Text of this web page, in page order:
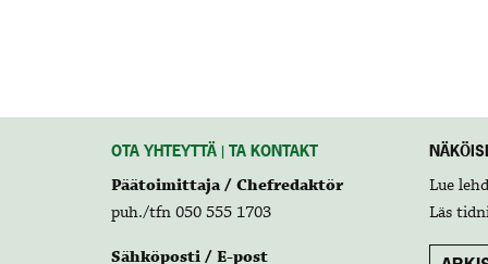
OTA YHTEYTTÄ | TA KONTAKT
Päätoimittaja / Chefredaktör
puh./tfn 050 555 1703
Sähköposti / E-post
Lue
Läs